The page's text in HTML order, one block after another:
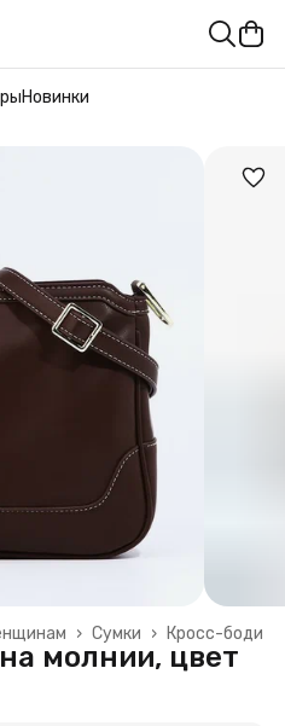
Новинки
Кросс-боди
Сумки ›
›
молнии, цвет